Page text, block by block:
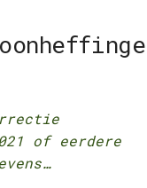
of eerdere